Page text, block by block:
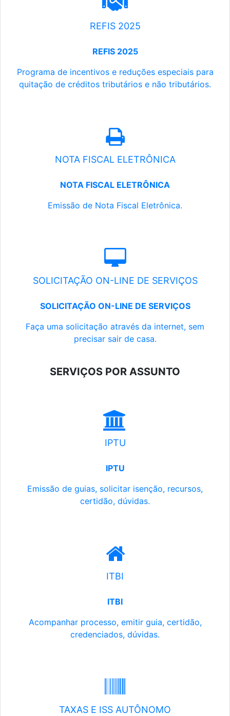
REFIS 2025
REFIS 2025
Programa de incentivos e reduções especiais para
quitação de créditos tributários e não tributários.
NOTA FISCAL ELETRÔNICA
NOTA FISCAL ELETRÔNICA
Emissão de Nota Fiscal Eletrônica.
SOLICITAÇÃO ON-LINE DE SERVIÇOS
SOLICITAÇÃO ON-LINE DE SERVIÇOS
Faça uma solicitação através da internet, sem
precisar sair de casa.
SERVIÇOS POR ASSUNTO
IPTU
IPTU
Emissão de guias, solicitar isenção, recursos,
certidão, dúvidas.
ITBI
ITBI
Acompanhar processo, emitir guia, certidão,
credenciados, dúvidas.
TAXAS E ISS AUTÔNOMO